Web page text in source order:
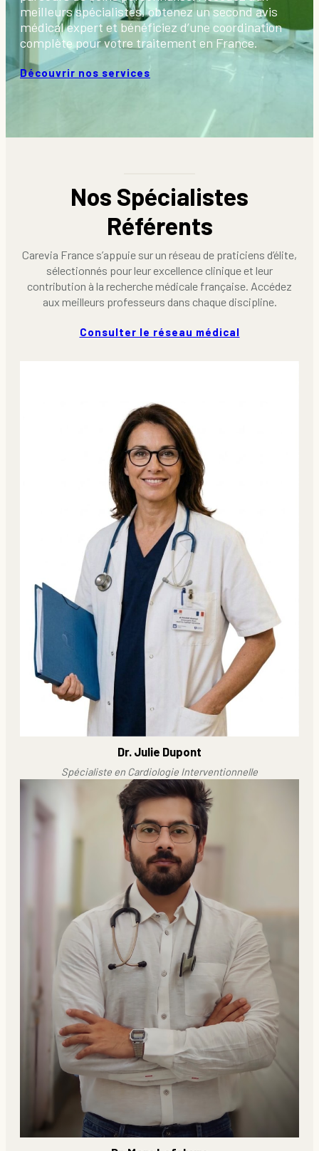
meilleurs spécialistes, obtenez un second avis
médical expert et bénéficiez d’une coordination
complète pour votre traitement en France.
Découvrir nos services
Nos Spécialistes
Référents
Carevia France s’appuie sur un réseau de praticiens d’élite,
sélectionnés pour leur excellence clinique et leur
contribution à la recherche médicale française. Accédez
aux meilleurs professeurs dans chaque discipline.
Consulter le réseau médical
Dr. Julie Dupont
Spécialiste en Cardiologie Interventionnelle